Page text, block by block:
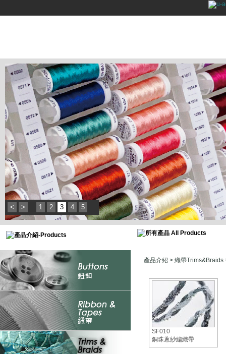
< > 1 2 3 4 5
產品介紹 > 織帶Trims&Braids
SF010
銅珠蔥紗編織帶